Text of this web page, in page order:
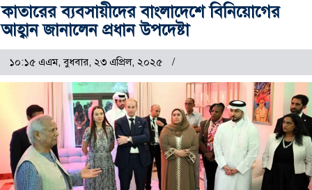
কাতারের ব্যবসায়ীদের বাংলাদেশে বিনিয়োগের
আহ্বান জানালেন প্রধান উপদেষ্টা
১০:১৫ এএম, বুধবার, ২৩ এপ্রিল, ২০২৫